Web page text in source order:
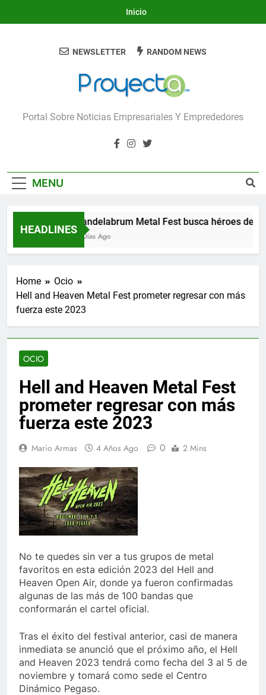
Inicio
Proyecta
Portal Sobre Noticias Empresariales Y Emprededores
NEWSLETTER RANDOM NEWS
MENU
HEADLINES
Candelabrum Metal Fest busca héroes de
2 Días Ago
Home
Ocio
Hell and Heaven Metal Fest prometer regresar con más
fuerza este 2023
OCIO
Hell and Heaven Metal Fest
prometer regresar con más
fuerza este 2023
Mario Armas 4 Años Ago 0 2 Mins
No te quedes sin ver a tus grupos de metal
favoritos en esta edición 2023 del Hell and
Heaven Open Air, donde ya fueron confirmadas
algunas de las más de 100 bandas que
conformarán el cartel oficial.
Tras el éxito del festival anterior, casi de manera
inmediata se anunció que el próximo año, el Hell
and Heaven 2023 tendrá como fecha del 3 al 5 de
noviembre y tomará como sede el Centro
Dinámico Pegaso.